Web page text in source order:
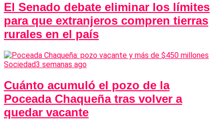
El Senado debate eliminar los límites
para que extranjeros compren tierras
rurales en el país
Sociedad3 semanas ago
Cuánto acumuló el pozo de la
Poceada Chaqueña tras volver a
quedar vacante